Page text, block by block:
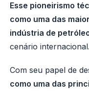
Esse pioneirismo
como uma das
indústria de
cenário internacional.
Com seu papel de
como uma das